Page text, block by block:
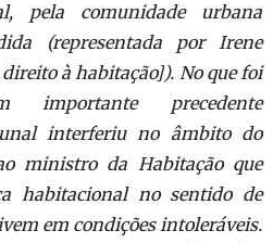
pela comunidade urbana
(representada por Irene
à habitação]). No que foi
importante precedente
interferiu no âmbito do
ministro da Habitação que
habitacional no sentido de
em condições intoleráveis.